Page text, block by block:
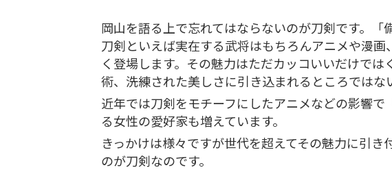
岡山を語る上で忘れてはならないのが刀剣です。「
刀剣といえば実在する武将はもちろんアニメや漫画
く登場します。その魅力はただカッコいいだけでは
術、洗練された美しさに引き込まれるところではな
近年では刀剣をモチーフにしたアニメなどの影響で
る女性の愛好家も増えています。
きっかけは様々ですが世代を超えてその魅力に引き
のが刀剣なのです。